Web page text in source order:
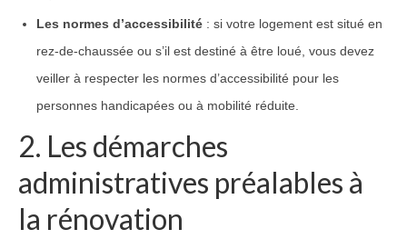
Les normes d’accessibilité : si votre logement est situé en
rez-de-chaussée ou s’il est destiné à être loué, vous devez
veiller à respecter les normes d’accessibilité pour les
personnes handicapées ou à mobilité réduite.
2. Les démarches
administratives préalables à
la rénovation